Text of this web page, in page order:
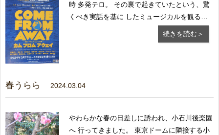
時 多発テロ。 その裏で起きていたという、驚
くべき実話を基に したミュージカルを観るた
ったあの日の翌日に、ある小さな町で 起きた
続きを読む＞
春うらら 2024.03.04
やわらかな春の日差しに誘われ、小石川後楽園
へ 行ってきました。 東京ドームに隣接する小